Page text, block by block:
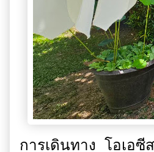
การเดินทาง โอเอ